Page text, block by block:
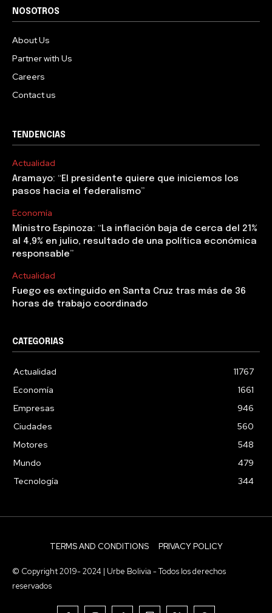
NOSOTROS
About Us
Partner with Us
Careers
Contact us
TENDENCIAS
Actualidad
Aramayo: “El presidente quiere que iniciemos los
pasos hacia el federalismo”
Economía
Ministro Espinoza: “La inflación baja de cerca del 21%
al 4,9% en julio, resultado de una política económica
responsable”
Actualidad
Fuego es extinguido en Santa Cruz tras más de 36
horas de trabajo coordinado
CATEGORIAS
Actualidad
11767
Economía
1661
Empresas
946
Ciudades
560
Motores
548
Mundo
479
Tecnología
344
TERMS AND CONDITIONS PRIVACY POLICY
© Copyright 2019- 2024 | Urbe Bolivia - Todos los derechos
reservados